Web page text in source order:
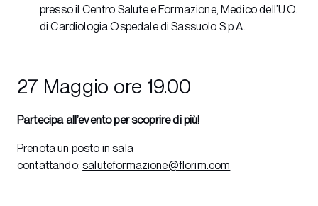
presso il Centro Salute e Formazione, Medico dell’U.O.
di Cardiologia Ospedale di Sassuolo S.p.A.
27 Maggio ore 19.00
Partecipa all’evento per scoprire di più!
Prenota un posto in sala
contattando:saluteformazione@florim.com